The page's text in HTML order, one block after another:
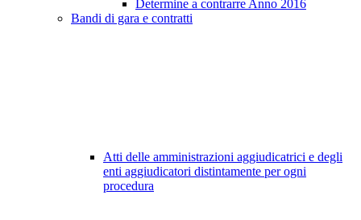
Determine a contrarre Anno 2016
Bandi di gara e contratti
Atti delle amministrazioni aggiudicatrici e degli
enti aggiudicatori distintamente per ogni
procedura